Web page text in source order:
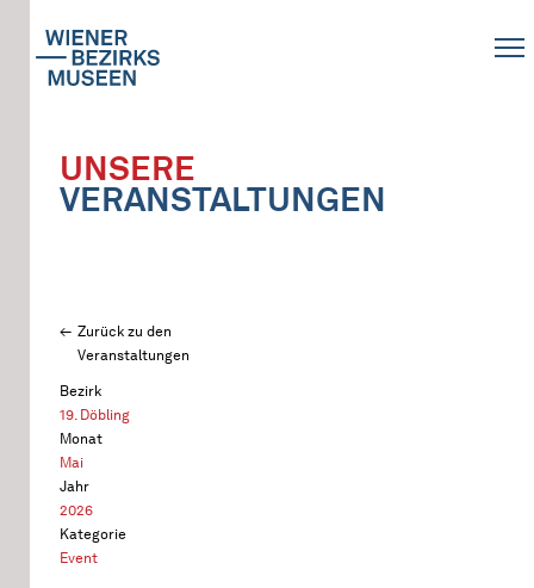
UNSERE
VERANSTALTUNGEN
Zurück zu den
Veranstaltungen
Bezirk
19. Döbling
Monat
Mai
Jahr
2026
Kategorie
Event